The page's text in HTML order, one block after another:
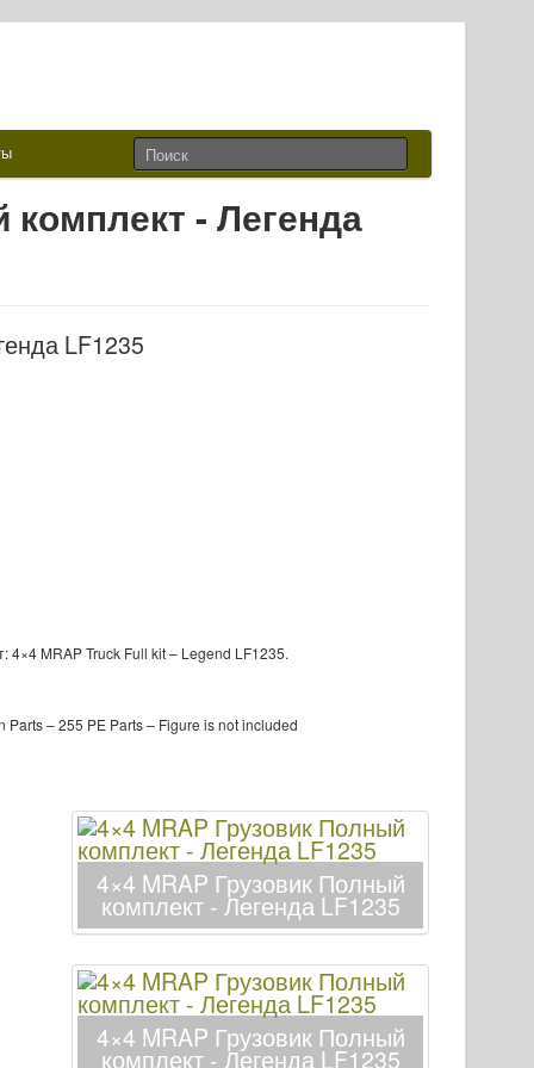
- Легенда
4×4 MRAP Truck Full kit – Legend LF1235.
– 255 PE Parts – Figure is not included
4×4 MRAP Грузовик Полный
комплект - Легенда LF1235
4×4 MRAP Грузовик Полный
комплект - Легенда LF1235